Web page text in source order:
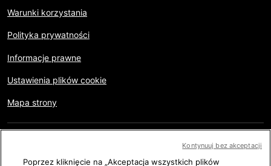
Warunki korzystania
Polityka prywatności
Informacje prawne
Ustawienia plików cookie
Mapa strony
Copyright © AFP 2017-2026. Wszystkie prawa zastrzeżone.
Użytkownicy mogą przeglądać niniejszą stronę oraz korzystać
z dostępnych funkcji udostępniania w celach osobistych,
Poprzez kliknięcie na „Akceptacja wszystkich plików
Kontynuuj bez akceptacji